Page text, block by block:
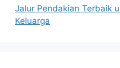
Jalur Pendakian Terbaik
Keluarga